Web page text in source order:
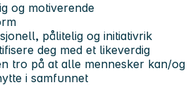
og motiverende
pålitelig og initiativrik
deg med et likeverdig
tro på at alle mennesker kan/og
i samfunnet